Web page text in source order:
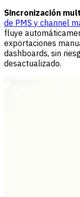
Sincronización
de PMS y channel
fluye
exportaciones
dashboards, sin
desactualizado.